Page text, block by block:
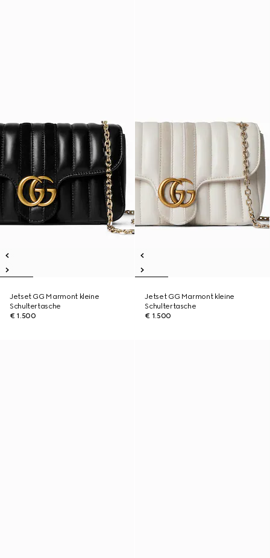
Jetset GG Marmont kleine
Schultertasche
€ 1.500
Jetset GG Marmont kleine
Schultertasche
€ 1.500